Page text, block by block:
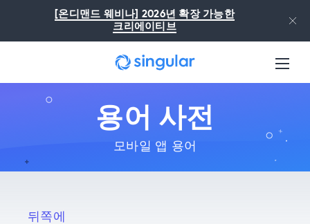
본문으로 건너뛰기[온디맨드 웨비나] 2026년 확장 가능한
크리에이티브
용어 사전
모바일 앱 용어
뒤쪽에